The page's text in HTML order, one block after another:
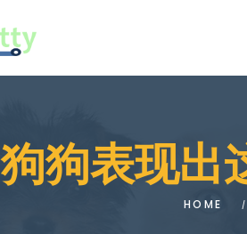
狗狗表现出
HOME